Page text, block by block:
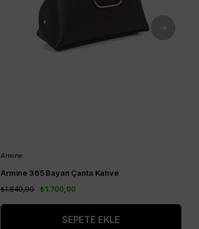
Armine
Armine 365 Bayan Çanta Kahve
₺1.700,00
₺1.849,90
SEPETE EKLE